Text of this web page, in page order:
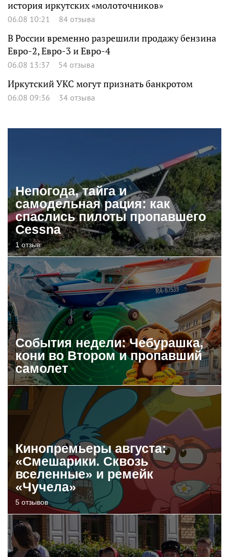
история иркутских «молоточников»
06.08 10:21 84 отзыва
В России временно разрешили продажу бензина
Евро-2, Евро-3 и Евро-4
06.08 13:37 54 отзыва
Иркутский УКС могут признать банкротом
06.08 09:36 34 отзыва
Непогода, тайга и
самодельная рация: как
спаслись пилоты пропавшего
Cessna
1 отзыв
События недели: Чебурашка,
кони во Втором и пропавший
самолет
Кинопремьеры августа:
«Смешарики. Сквозь
вселенные» и ремейк
«Чучела»
5 отзывов